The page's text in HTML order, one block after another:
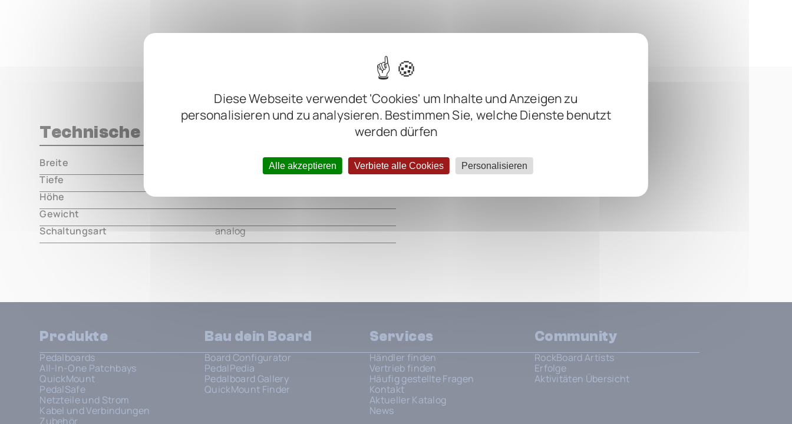
Diese Webseite verwendet 'Cookies' um Inhalte und Anzeigen zu
personalisieren und zu analysieren. Bestimmen Sie, welche Dienste benutzt
werden dürfen
Alle akzeptieren Verbiete alle Cookies Personalisieren
Technische Daten
Breite
000.00 mm
Tiefe
Höhe
000.00 mm
Gewicht
Schaltungsart
analog
Produkte
Pedalboards
All-In-One Patchbays
QuickMount
PedalSafe
Netzteile und Strom
Kabel und Verbindungen
Zubehör
Bau dein Board
Board Configurator
PedalPedia
Pedalboard Gallery
QuickMount Finder
Services
Händler finden
Vertrieb finden
Häufig gestellte Fragen
Kontakt
Aktueller Katalog
News
Community
RockBoard Artists
Erfolge
Aktivitäten Übersicht